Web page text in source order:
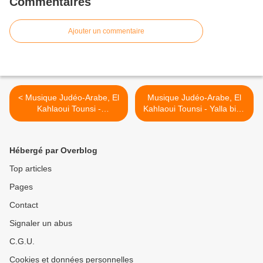
Ajouter un commentaire
< Musique Judéo-Arabe, El
Kahlaoui Tounsi -
Sammoura
Musique Judéo-Arabe, El
Kahlaoui Tounsi - Yalla bina
>
Hébergé par Overblog
Top articles
Pages
Contact
Signaler un abus
C.G.U.
Cookies et données personnelles